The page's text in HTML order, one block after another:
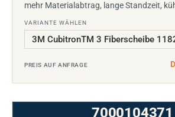
mehr Materialabtrag, lange Standzeit,
VARIANTE WÄHLEN
PREIS AUF ANFRAGE
7000104371